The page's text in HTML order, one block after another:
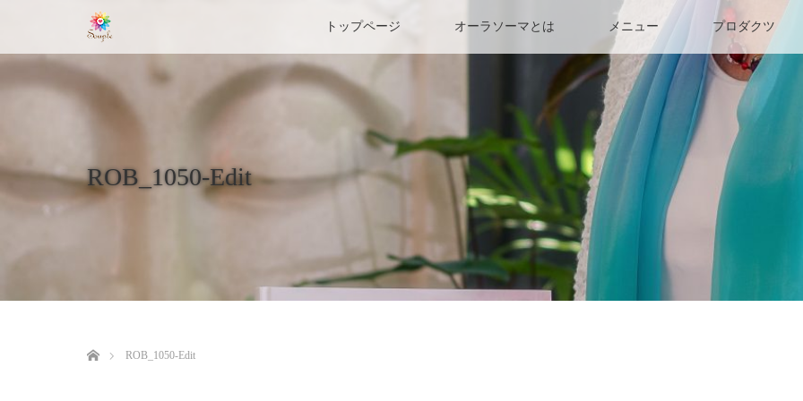
トップページ オーラソーマとは メニュー プロダクツ
ROB_1050-Edit
ROB_1050-Edit